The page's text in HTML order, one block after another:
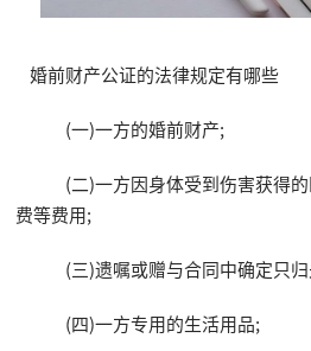
婚前财产公证的法律规定有哪些
(一)一方的婚前财产;
(二)一方因身体受到伤害获得的
费等费用;
(三)遗嘱或赠与合同中确定只归
(四)一方专用的生活用品;